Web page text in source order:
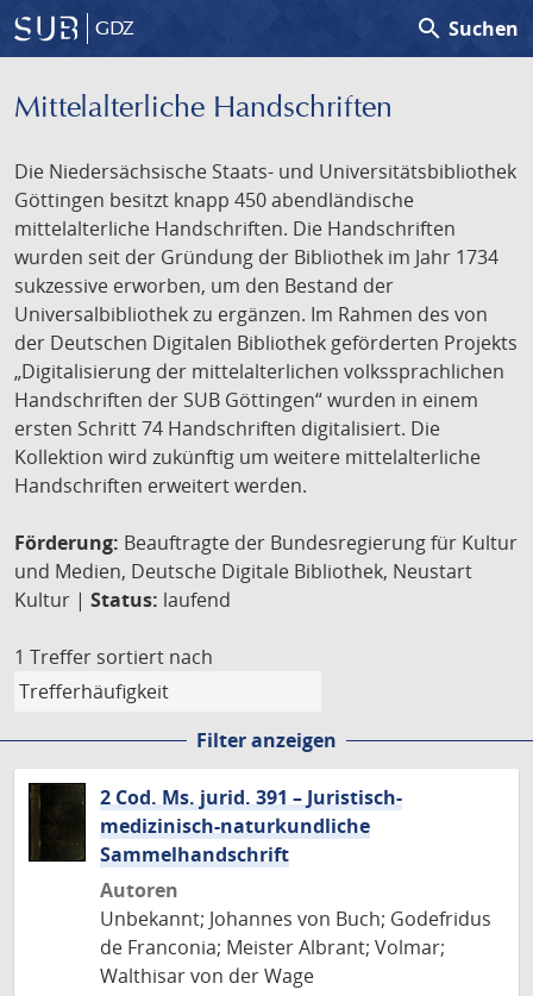
GDZ search Suchen
Mittelalterliche Handschriften
Die Niedersächsische Staats- und Universitätsbibliothek
Göttingen besitzt knapp 450 abendländische
mittelalterliche Handschriften. Die Handschriften
wurden seit der Gründung der Bibliothek im Jahr 1734
sukzessive erworben, um den Bestand der
Universalbibliothek zu ergänzen. Im Rahmen des von
der Deutschen Digitalen Bibliothek geförderten Projekts
„Digitalisierung der mittelalterlichen volkssprachlichen
Handschriften der SUB Göttingen“ wurden in einem
ersten Schritt 74 Handschriften digitalisiert. Die
Kollektion wird zukünftig um weitere mittelalterliche
Handschriften erweitert werden.
Förderung: Beauftragte der Bundesregierung für Kultur
und Medien, Deutsche Digitale Bibliothek, Neustart
Kultur | Status: laufend
1 Treffer sortiert nach
Filter anzeigen
2 Cod. Ms. jurid. 391 – Juristisch-
medizinisch-naturkundliche
Sammelhandschrift
Autoren
Unbekannt; Johannes von Buch; Godefridus
de Franconia; Meister Albrant; Volmar;
Walthisar von der Wage